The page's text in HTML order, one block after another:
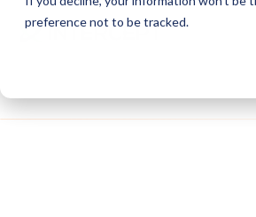
preference not to be tracked.